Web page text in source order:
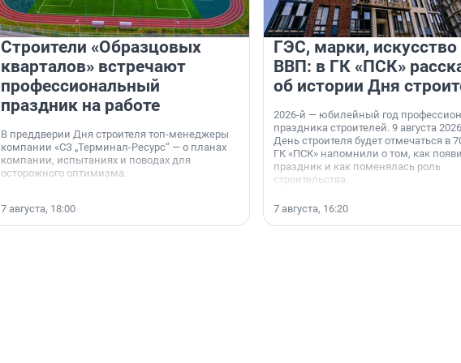
Строители «Образцовых
кварталов» встречают
профессиональный
праздник на работе
В преддверии Дня строителя топ-менеджеры
компании «СЗ „Терминал-Ресурс“ — о планах
компании, испытаниях и поводах для
осторожного оптимизма.
7 августа, 18:00
ГЭС, марки, искусство
ВВП: в ГК «ПСК»
об истории Дня
2026-й — юбилейный год
праздника строителей. 9 августа
День строителя будет отмечаться в
ГК «ПСК» напомнили о том, как
праздник и как поменялась роль
строительства.
7 августа, 16:20